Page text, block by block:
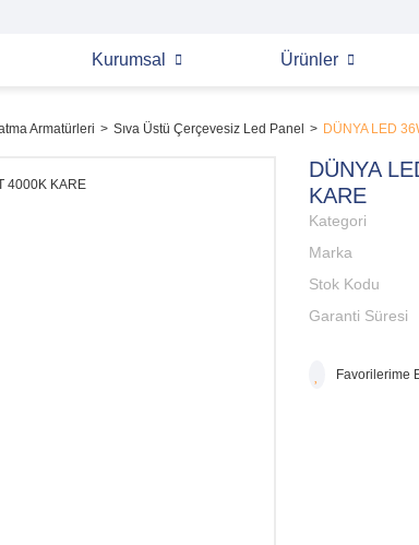
Kurumsal Ürünler
Armatürleri Sıva Üstü Çerçevesiz Led Panel DÜNYA LED
DÜNYA
KARE
Kategori
Marka
Stok Kodu
Garanti Süresi